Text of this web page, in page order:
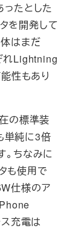
ったとした
を開発して
はまだ
れLightning
性もあり
の標準装
単純に3倍
。ちなみに
も使用で
仕様のア
充電は